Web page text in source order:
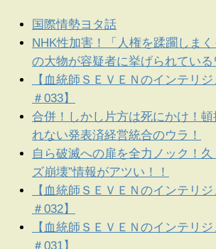
国際情勢ヨタ話
NHK性加害！「人権を蹂躙しま
の大物が容疑者に挙げられている
【血統師ＳＥＶＥＮのインテリ
＃033】
合併！しかし片方は死にかけ！頓
れない発表済経営統合のウラ！
自ら破滅への扉を全力ノック！久
ズ崩壊”情報がアツい！！
【血統師ＳＥＶＥＮのインテリ
＃032】
【血統師ＳＥＶＥＮのインテリ
＃031】